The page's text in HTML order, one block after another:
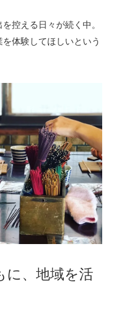
控える日々が続く中。
体験してほしいという
に、地域を活